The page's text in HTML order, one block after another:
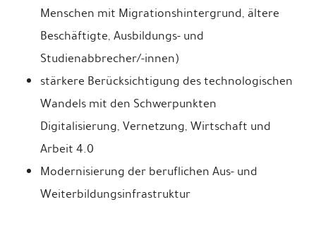
Menschen mit Migrationshintergrund, ältere
Beschäftigte, Ausbildungs- und
Studienabbrecher/-innen)
stärkere Berücksichtigung des technologischen
Wandels mit den Schwerpunkten
Digitalisierung, Vernetzung, Wirtschaft und
Arbeit 4.0
Modernisierung der beruflichen Aus- und
Weiterbildungsinfrastruktur